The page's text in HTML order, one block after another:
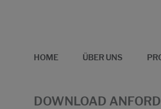
HOME ÜBER UNS
DOWNLOAD